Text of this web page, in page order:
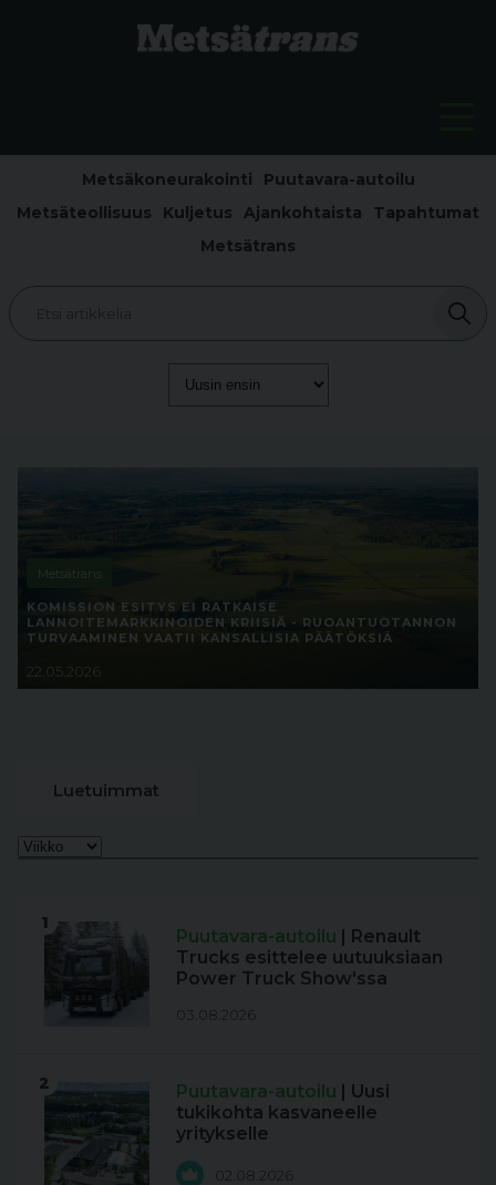
Metsäkoneurakointi
Puutavara-autoilu
Metsäteollisuus
Kuljetus Ajankohtaista
Tapahtumat
Metsätrans
Metsätrans
KOMISSION ESITYS EI RATKAISE
LANNOITEMARKKINOIDEN KRIISIÄ - RUOANTUOTANNON
TURVAAMINEN VAATII KANSALLISIA PÄÄTÖKSIÄ
22.05.2026
Luetuimmat
1
Puutavara-autoilu | Renault
Trucks esittelee uutuuksiaan
Power Truck Show'ssa
03.08.2026
2 Puutavara-autoilu | Uusi
tukikohta kasvaneelle
yritykselle
02.08.2026